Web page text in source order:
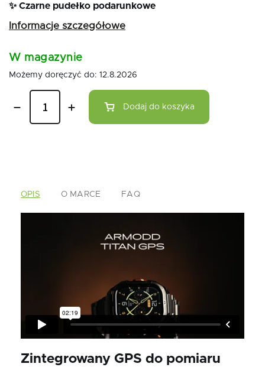
✨ Czarne pudełko podarunkowe
Informacje szczegółowe
W magazynie
Możemy doręczyć do: 12.8.2026
Dodaj do koszyka
OPIS O MARCE FAQ
Zintegrowany GPS do pomiaru